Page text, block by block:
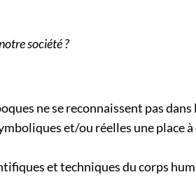
société ?
ne se reconnaissent pas
et/ou réelles une place à
et techniques du corps